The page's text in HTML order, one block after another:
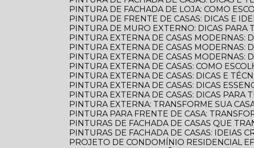
PINTURA DE FACHADA DE LOJA: COMO
PINTURA DE FRENTE DE CASAS: DICAS E
PINTURA DE MURO EXTERNO: DICAS
PINTURA EXTERNA DE CASAS
PINTURA EXTERNA DE CASAS MODERNAS:
PINTURA EXTERNA DE CASAS MODERNAS:
PINTURA EXTERNA DE CASAS: COMO
PINTURA EXTERNA DE CASAS: DICAS E
PINTURA EXTERNA DE CASAS: DICAS
PINTURA EXTERNA DE CASAS: DICAS PARA
PINTURA EXTERNA: TRANSFORME SUA
PINTURA PARA FRENTE DE CASA:
PINTURAS DE FACHADA DE CASAS QUE
PINTURAS DE FACHADA DE CASAS: IDEIAS
PROJETO DE CONDOMÍNIO RESIDENCIAL